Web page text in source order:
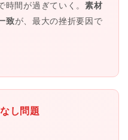
時間が過ぎていく。素材
致が、最大の挫折要因で
し問題